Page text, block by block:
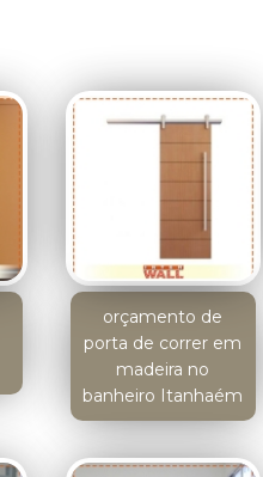
orçamento de
porta de correr em
madeira no
banheiro Itanhaém